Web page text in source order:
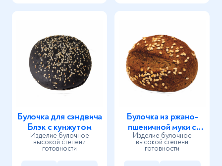
Булочка для сэндвича
Блэк с кунжутом
Изделие булочное
высокой степени
готовности
Булочка из ржано-
пшеничной муки с
кунжутом
Изделие булочное
высокой степени
готовности